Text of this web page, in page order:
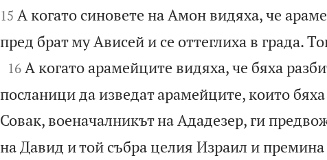
15 А когато синовете на Амон видяха, че
пред брат му Ависей и се оттеглиха в града.

16 А когато арамейците видяха, че бяха
посланици да изведат арамейците, които
Совак, военачалникът на Ададезер, ги
на Давид и той събра целия Израил и